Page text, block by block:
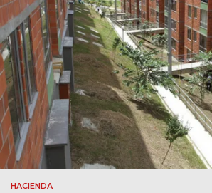
HACIENDA